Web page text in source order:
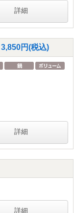
詳細
円(税込)
詳細
詳細